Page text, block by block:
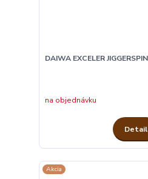
DAIWA EXCELER
na objednávku
Detail
Akcia